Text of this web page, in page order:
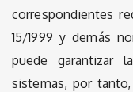
correspondientes
15/1999 y demás
puede garantizar
sistemas, por